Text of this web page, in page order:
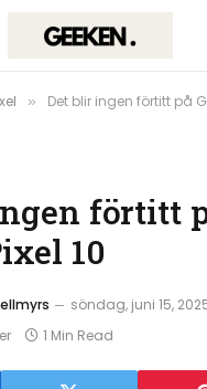
» Det blir ingen förtitt på
förtitt
10
söndag, juni 15,
1 Min Read